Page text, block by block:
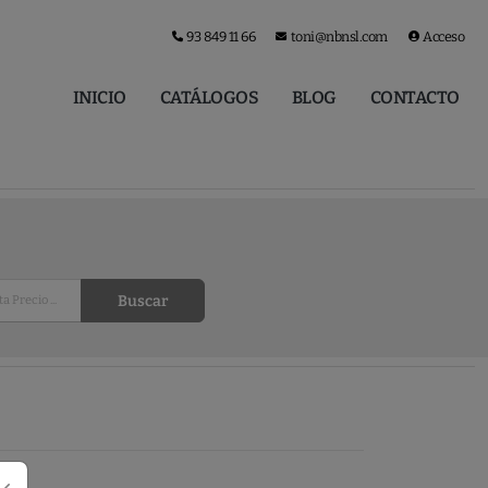
93 849 11 66 toni@nbnsl.com Acceso
INICIO CATÁLOGOS BLOG CONTACTO
Buscar